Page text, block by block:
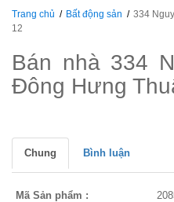
Trang chủ Bất động sản
334
12
Bán nhà 334
Đông Hưng
Chung Bình luận
Mã Sản phẩm :